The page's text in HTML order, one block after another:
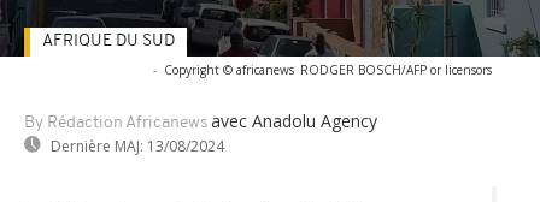
- Copyright © africanews RODGER BOSCH/AFP or licensors
By Rédaction Africanews avec Anadolu Agency
Dernière MAJ: 13/08/2024
AFRIQUE DU SUD